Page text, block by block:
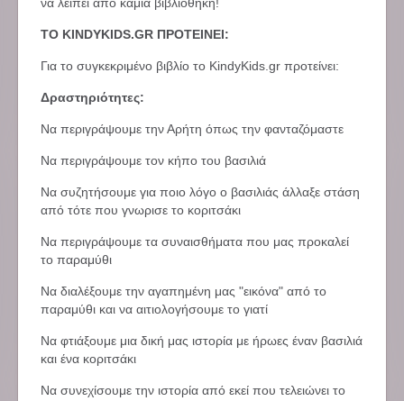
να λείπει από καμία βιβλιοθήκη!
ΤΟ KINDYKIDS.GR ΠΡΟΤΕΙΝΕΙ:
Για το συγκεκριμένο βιβλίο το KindyKids.gr προτείνει:
Δραστηριότητες:
Να περιγράψουμε την Αρήτη όπως την φανταζόμαστε
Να περιγράψουμε τον κήπο του βασιλιά
Να συζητήσουμε για ποιο λόγο ο βασιλιάς άλλαξε στάση
από τότε που γνωρισε το κοριτσάκι
Να περιγράψουμε τα συναισθήματα που μας προκαλεί
το παραμύθι
Να διαλέξουμε την αγαπημένη μας "εικόνα" από το
παραμύθι και να αιτιολογήσουμε το γιατί
Να φτιάξουμε μια δική μας ιστορία με ήρωες έναν βασιλιά
και ένα κοριτσάκι
Να συνεχίσουμε την ιστορία από εκεί που τελειώνει το